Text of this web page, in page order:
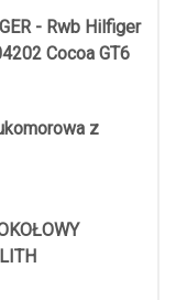
- Rwb Hilfiger
Cocoa GT6
z